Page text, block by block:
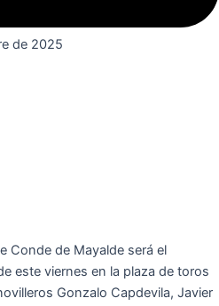
de 2025
Conde de Mayalde será el
este viernes en la plaza de toros
Gonzalo Capdevila, Javier